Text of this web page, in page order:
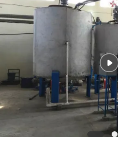
POLITIQUE
DE
CONFIDENTIALITÉ